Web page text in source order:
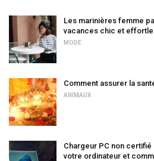
Les marinières femme
vacances chic et
MODE
Comment assurer la
ANIMAUX
Chargeur PC non
votre ordinateur et